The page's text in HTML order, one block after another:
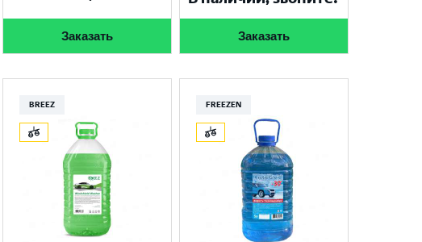
Заказать Заказать
BREEZ FREEZEN